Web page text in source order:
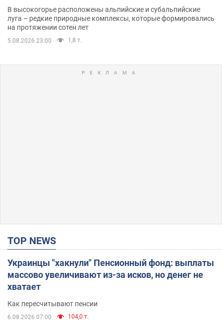
В высокогорье расположены альпийские и субальпийские
луга – редкие природные комплексы, которые формировались
на протяжении сотен лет
5.08.2026 23:00 1,8 т.
TOP NEWS
Украинцы "хакнули" Пенсионный фонд: выплаты
массово увеличивают из-за исков, но денег не
хватает
Как пересчитывают пенсии
6.08.2026 07:00 104,0 т.